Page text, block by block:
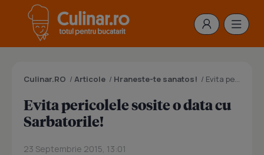
Culinar.RO / Articole / Hraneste-te sanatos! / Evita pericolele sosite o data cu Sarbatorile!
Evita pericolele sosite o data cu
Sarbatorile!
23 Septembrie 2015, 13:01